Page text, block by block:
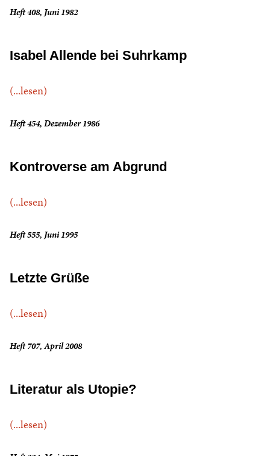
Heft 408, Juni 1982
Isabel Allende bei Suhrkamp
(...lesen)
Heft 454, Dezember 1986
Kontroverse am Abgrund
(...lesen)
Heft 555, Juni 1995
Letzte Grüße
(...lesen)
Heft 707, April 2008
Literatur als Utopie?
(...lesen)